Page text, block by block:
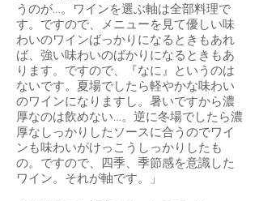
うのが…。ワインを選ぶ軸は全部料理で
す。ですので、メニューを見て優しい味
わいのワインばっかりになるときもあれ
ば、強い味わいのばかりになるときもあ
ります。ですので、『なに』というのは
ないです。夏場でしたら軽やかな味わい
のワインになりますし。暑いですから濃
厚なのは飲めない…。逆に冬場でしたら濃
厚なしっかりしたソースに合うのでワイ
ンも味わいがけっこうしっかりしたも
の。ですので、四季、季節感を意識した
ワイン。それが軸です。」